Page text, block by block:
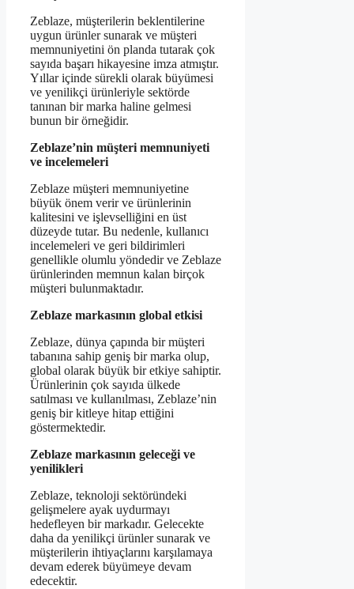
Zeblaze, müşterilerin beklentilerine
uygun ürünler sunarak ve müşteri
memnuniyetini ön planda tutarak çok
sayıda başarı hikayesine imza atmıştır.
Yıllar içinde sürekli olarak büyümesi
ve yenilikçi ürünleriyle sektörde
tanınan bir marka haline gelmesi
bunun bir örneğidir.
Zeblaze’nin müşteri memnuniyeti
ve incelemeleri
Zeblaze müşteri memnuniyetine
büyük önem verir ve ürünlerinin
kalitesini ve işlevselliğini en üst
düzeyde tutar. Bu nedenle, kullanıcı
incelemeleri ve geri bildirimleri
genellikle olumlu yöndedir ve Zeblaze
ürünlerinden memnun kalan birçok
müşteri bulunmaktadır.
Zeblaze markasının global etkisi
Zeblaze, dünya çapında bir müşteri
tabanına sahip geniş bir marka olup,
global olarak büyük bir etkiye sahiptir.
Ürünlerinin çok sayıda ülkede
satılması ve kullanılması, Zeblaze’nin
geniş bir kitleye hitap ettiğini
göstermektedir.
Zeblaze markasının geleceği ve
yenilikleri
Zeblaze, teknoloji sektöründeki
gelişmelere ayak uydurmayı
hedefleyen bir markadır. Gelecekte
daha da yenilikçi ürünler sunarak ve
müşterilerin ihtiyaçlarını karşılamaya
devam ederek büyümeye devam
edecektir.